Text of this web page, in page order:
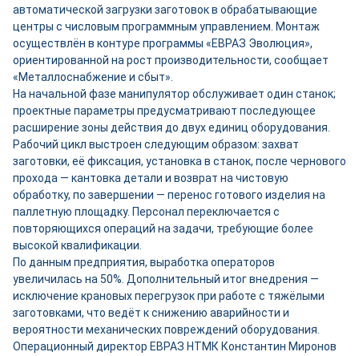
автоматической загрузки заготовок в обрабатывающие
центры с числовым программным управлением. Монтаж
осуществлён в контуре программы «ЕВРАЗ Эволюция»,
ориентированной на рост производительности, сообщает
«Металлоснабжение и сбыт».
На начальной фазе манипулятор обслуживает один станок;
проектные параметры предусматривают последующее
расширение зоны действия до двух единиц оборудования.
Рабочий цикл выстроен следующим образом: захват
заготовки, её фиксация, установка в станок, после чернового
прохода — кантовка детали и возврат на чистовую
обработку, по завершении — перенос готового изделия на
паллетную площадку. Персонал переключается с
повторяющихся операций на задачи, требующие более
высокой квалификации.
По данным предприятия, выработка операторов
увеличилась на 50%. Дополнительный итог внедрения —
исключение крановых перегрузок при работе с тяжёлыми
заготовками, что ведёт к снижению аварийности и
вероятности механических повреждений оборудования.
Операционный директор ЕВРАЗ НТМК Константин Миронов